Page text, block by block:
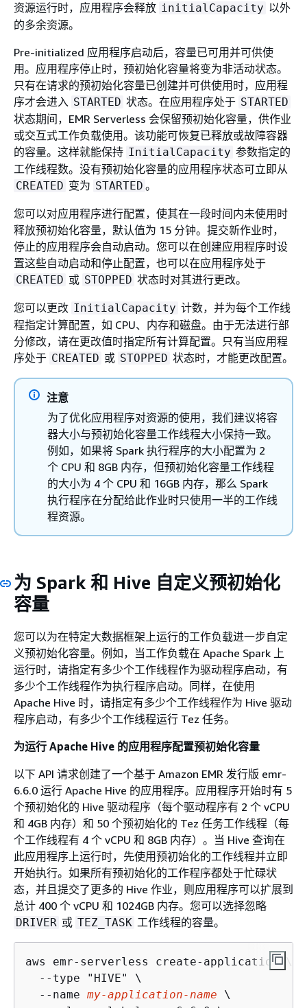
资源运行时，应用程序会释放 initialCapacity 以外
的多余资源。
Pre-initialized 应用程序启动后，容量已可用并可供使
用。应用程序停止时，预初始化容量将变为非活动状态。
只有在请求的预初始化容量已创建并可供使用时，应用程
序才会进入 STARTED 状态。在应用程序处于 STARTED
状态期间，EMR Serverless 会保留预初始化容量，供作业
或交互式工作负载使用。该功能可恢复已释放或故障容器
的容量。这样就能保持 InitialCapacity 参数指定的
工作线程数。没有预初始化容量的应用程序状态可立即从
CREATED 变为 STARTED 。
您可以对应用程序进行配置，使其在一段时间内未使用时
释放预初始化容量，默认值为 15 分钟。提交新作业时，
停止的应用程序会自动启动。您可以在创建应用程序时设
置这些自动启动和停止配置，也可以在应用程序处于
CREATED 或 STOPPED 状态时对其进行更改。
您可以更改 InitialCapacity 计数，并为每个工作线
程指定计算配置，如 CPU、内存和磁盘。由于无法进行部
分修改，请在更改值时指定所有计算配置。只有当应用程
序处于 CREATED 或 STOPPED 状态时，才能更改配置。
注意
为了优化应用程序对资源的使用，我们建议将容
器大小与预初始化容量工作线程大小保持一致。
例如，如果将 Spark 执行程序的大小配置为 2
个 CPU 和 8GB 内存，但预初始化容量工作线程
的大小为 4 个 CPU 和 16GB 内存，那么 Spark
执行程序在分配给此作业时只使用一半的工作线
程资源。
为 Spark 和 Hive 自定义预初始化
容量
您可以为在特定大数据框架上运行的工作负载进一步自定
义预初始化容量。例如，当工作负载在 Apache Spark 上
运行时，请指定有多少个工作线程作为驱动程序启动，有
多少个工作线程作为执行程序启动。同样，在使用
Apache Hive 时，请指定有多少个工作线程作为 Hive 驱动
程序启动，有多少个工作线程运行 Tez 任务。
为运行 Apache Hive 的应用程序配置预初始化容量
以下 API 请求创建了一个基于 Amazon EMR 发行版 emr-
6.6.0 运行 Apache Hive 的应用程序。应用程序开始时有 5
个预初始化的 Hive 驱动程序（每个驱动程序有 2 个 vCPU
和 4GB 内存）和 50 个预初始化的 Tez 任务工作线程（每
个工作线程有 4 个 vCPU 和 8GB 内存）。当 Hive 查询在
此应用程序上运行时，先使用预初始化的工作线程并立即
开始执行。如果所有预初始化的工作程序都处于忙碌状
态，并且提交了更多的 Hive 作业，则应用程序可以扩展到
总计 400 个 vCPU 和 1024GB 内存。您可以选择忽略
DRIVER 或 TEZ_TASK 工作线程的容量。
aws emr-serverless create-application \
  --type "HIVE" \
  --name
my-application-name \